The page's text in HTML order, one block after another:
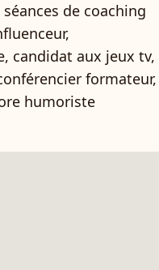
de coaching
candidat aux jeux tv,
formateur,
humoriste